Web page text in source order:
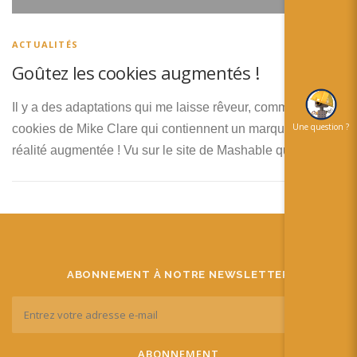
Español
ACTUALITÉS
Goûtez les cookies augmentés !
Il y a des adaptations qui me laisse rêveur, comme les
cookies de Mike Clare qui contiennent un marqueur de
réalité augmentée ! Vu sur le site de Mashable qui …
ABONNEMENT À NOTRE NEWSLETTER
Une question ?